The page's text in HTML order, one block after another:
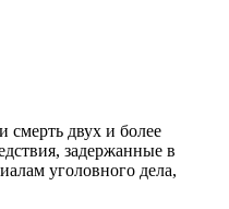
смерть двух и более
задержанные в
уголовного дела,